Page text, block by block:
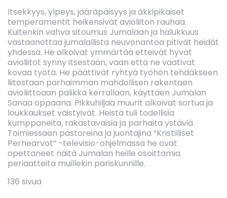
Itsekkyys, ylpeys, jääräpäisyys ja äkkipikaiset
temperamentit heikensivät avioliiton rauhaa.
Kuitenkin vahva sitoumus Jumalaan ja halukkuus
vastaanottaa jumalallista neuvonantoa pitivät heidät
yhdessä. He alkoivat ymmärtää etteivät hyvät
avioliitot synny itsestään, vaan että ne vaativat
kovaa työtä. He päättivät ryhtyä työhön tehdäkseen
liitostaan parhaimman mahdollisen rakentaen
avioliittoaan palikka kerrallaan, käyttäen Jumalan
Sanaa oppaana. Pikkuhiljaa muurit alkoivat sortua ja
loukkaukset väistyivät. Heistä tuli todellisia
kumppaneita, rakastavaisia ja parhaita ystäviä.
Toimiessaan pastoreina ja juontajina “Kristilliset
Perhearvot” -televisio-ohjelmassa he ovat
opettaneet näitä Jumalan heille osoittamia
periaatteita muillekin pariskunnille.
136 sivua